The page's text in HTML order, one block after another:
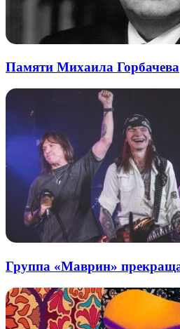
Памяти Михаила Горбачева
Группа «Маврин»